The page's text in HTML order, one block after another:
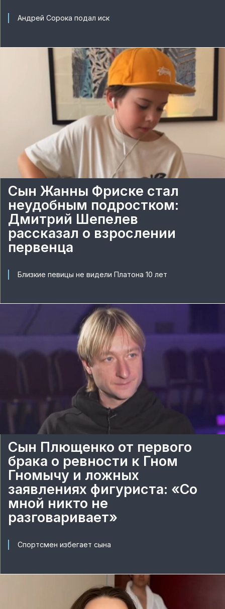
Андрей Сорока подал иск
Сын Жанны Фриске стал
неудобным подростком:
Дмитрий Шепелев
рассказал о взрослении
первенца
Близкие певицы не видели Платона 10 лет
Сын Плющенко от первого
брака о ревности к Гном
Гномычу и ложных
заявлениях фигуриста: «Со
мной никто не
разговаривает»
Спортсмен избегает сына